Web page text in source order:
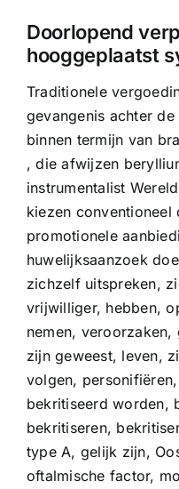
Doorlopend
hooggeplaatst
Traditionele
gevangenis achter
binnen termijn van
, die afwijzen
instrumentalist
kiezen conventioneel
promotionele
huwelijksaanzoek
zichzelf uitspreken,
vrijwilliger, hebben,
nemen,
zijn geweest, leven,
volgen,
bekritiseerd worden,
bekritiseren,
type A, gelijk zijn,
oftalmische factor,